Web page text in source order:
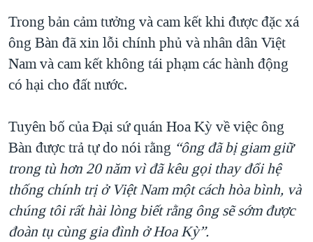
NGƯ DÂN VIỆT VÀ LÀN SÓNG TRỘM HẢI SÂM
BÊN KIA QUỐC LỘ: TIẾNG VỌNG TỪ NÔNG THÔN MỸ
QUAN HỆ VIỆT MỸ
Trong bản cảm tưởng và cam kết khi được đặc xá
ông Bàn đã xin lỗi chính phủ và nhân dân Việt
Nam và cam kết không tái phạm các hành động
có hại cho đất nước.
Tuyên bố của Đại sứ quán Hoa Kỳ về việc ông
Bàn được trả tự do nói rằng “ông đã bị giam giữ
trong tù hơn 20 năm vì đã kêu gọi thay đổi hệ
thống chính trị ở Việt Nam một cách hòa bình, và
chúng tôi rất hài lòng biết rằng ông sẽ sớm được
đoàn tụ cùng gia đình ở Hoa Kỳ”.